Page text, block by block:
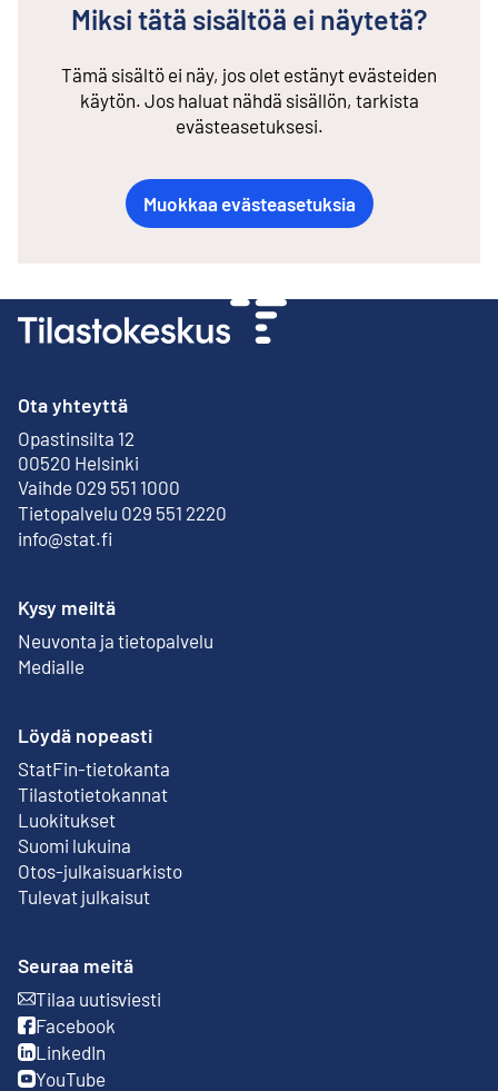
Miksi tätä sisältöä ei näytetä?
Tämä sisältö ei näy, jos olet estänyt evästeiden
käytön. Jos haluat nähdä sisällön, tarkista
evästeasetuksesi.
Muokkaa evästeasetuksia
Ota yhteyttä
Opastinsilta 12
00520 Helsinki
Ulkoinen linkki
Vaihde 029 551 1000
Tietopalvelu 029 551 2220
info@stat.fi
Kysy meiltä
Neuvonta ja tietopalvelu
Medialle
Löydä nopeasti
StatFin-tietokanta
Ulkoinen linkki
Tilastotietokannat
Luokitukset
Suomi lukuina
Otos-julkaisuarkisto
Ulkoinen linkki
Tulevat julkaisut
Seuraa meitä
Tilaa uutisviesti
Ulkoinen linkki
Facebook
Ulkoinen linkki
LinkedIn
Ulkoinen linkki
YouTube